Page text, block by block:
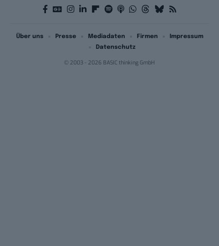
© 2003 - 2026 BASIC thinking GmbH
Über uns Presse Mediadaten Firmen
Impressum
Datenschutz